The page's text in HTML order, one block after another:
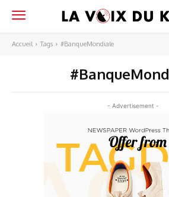
Accueil Tags #BanqueMondiale
- Advertisement -